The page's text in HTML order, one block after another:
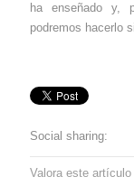
ha enseñado y,
podremos hacerlo
Social sharing:
Valora este artículo